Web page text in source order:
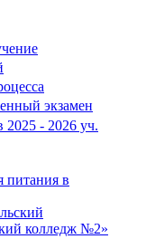
экзамен
2025 - 2026 уч.
питания в
колледж №2»